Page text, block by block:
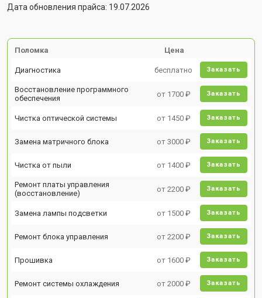
Дата обновления прайса: 19.07.2026
Поломка Цена
Диагностика бесплатно Заказать
Восстановление программного
обеспечения
от 1700 ₽ Заказать
Чистка оптической системы от 1450 ₽ Заказать
Замена матричного блока от 3000 ₽ Заказать
Чистка от пыли от 1400 ₽ Заказать
Ремонт платы управления
(восстановление)
от 2200 ₽ Заказать
Замена лампы подсветки от 1500 ₽ Заказать
Ремонт блока управления от 2200 ₽ Заказать
Прошивка от 1600 ₽ Заказать
Ремонт системы охлаждения от 2000 ₽ Заказать